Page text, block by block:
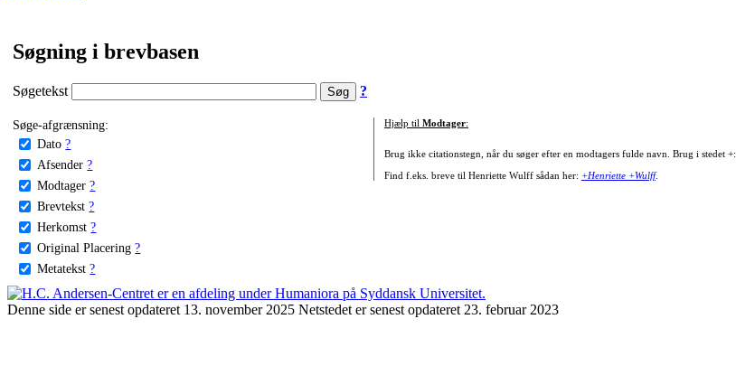
Søgning i brevbasen
Søgetekst ?
Søge-afgrænsning:
Dato ?
Afsender ?
Modtager ?
Brevtekst ?
Herkomst ?
Original Placering ?
Metatekst ?
Hjælp til Modtager:
Brug ikke citationstegn, når du søger efter en modtagers fulde navn. Brug i stedet +:
Find f.eks. breve til Henriette Wulff sådan her: +Henriette +Wulff.
Denne side er senest opdateret 13. november 2025 Netstedet er senest opdateret 23. februar 2023